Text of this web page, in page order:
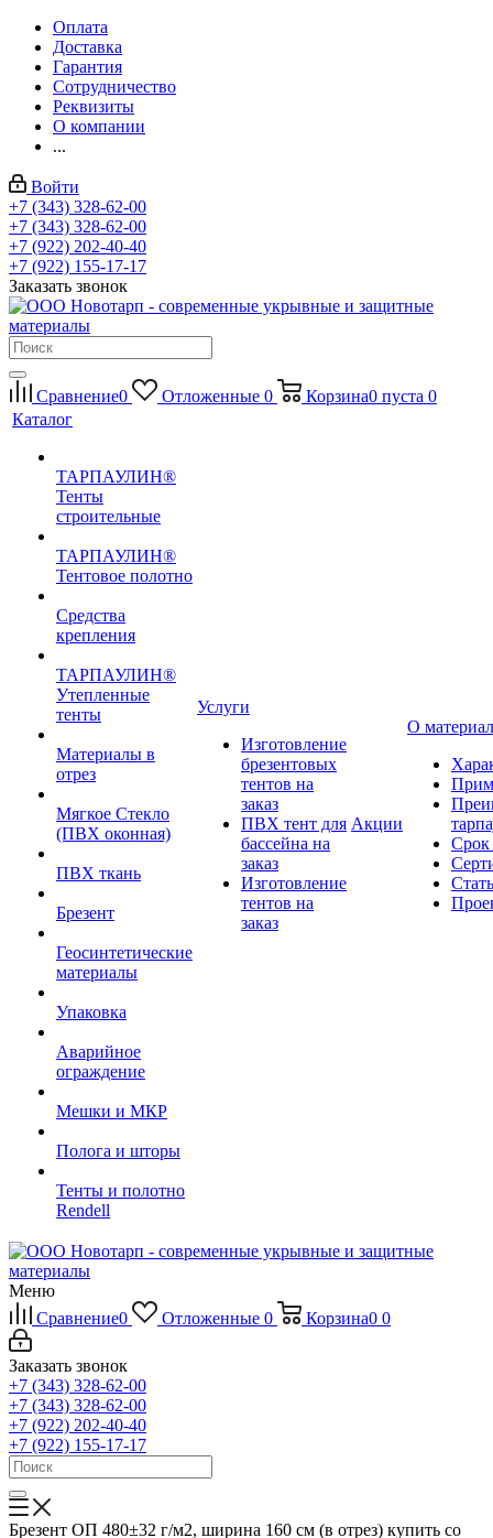
Оплата
Доставка
Гарантия
Сотрудничество
Реквизиты
О компании
...
Войти
+7 (343) 328-62-00
+7 (343) 328-62-00
+7 (922) 202-40-40
+7 (922) 155-17-17
Заказать звонок
Сравнение0 Отложенные 0 Корзина0 пуста 0
Каталог
ТАРПАУЛИН®
Тенты
строительные
ТАРПАУЛИН®
Тентовое полотно
Средства
крепления
ТАРПАУЛИН®
Утепленные
тенты
Материалы в
отрез
Мягкое Стекло
(ПВХ оконная)
ПВХ ткань
Брезент
Геосинтетические
материалы
Упаковка
Аварийное
ограждение
Мешки и МКР
Полога и шторы
Тенты и полотно
Rendell
Услуги
Изготовление
брезентовых
тентов на
заказ
ПВХ тент для
бассейна на
заказ
Изготовление
тентов на
заказ
Акции
О
Меню
Сравнение0 Отложенные 0 Корзина0 0
Заказать звонок
+7 (343) 328-62-00
+7 (343) 328-62-00
+7 (922) 202-40-40
+7 (922) 155-17-17
Брезент ОП 480±32 г/м2, ширина 160 см (в отрез) купить со